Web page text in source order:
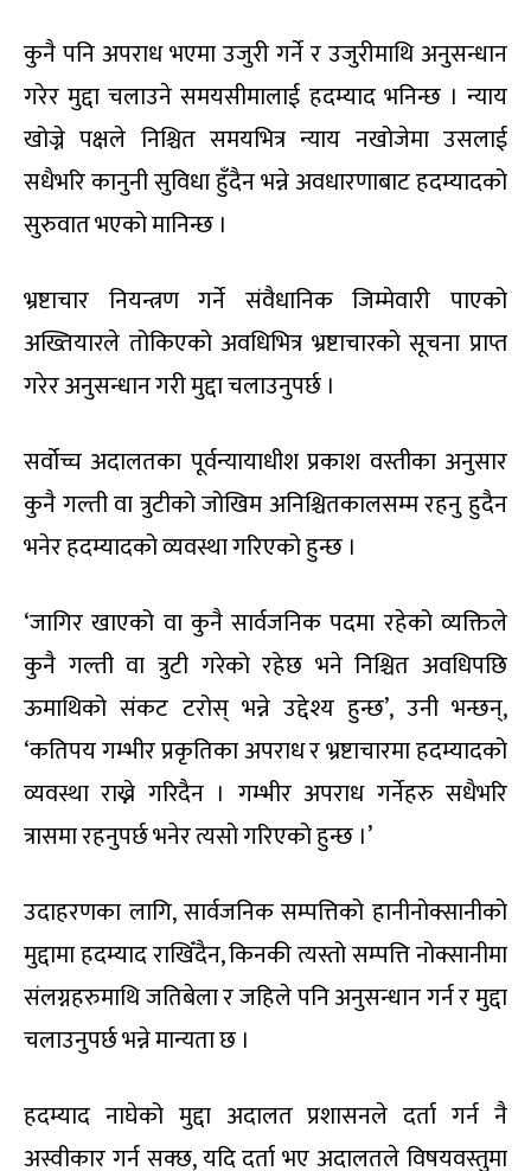
कुनै पनि अपराध भएमा उजुरी गर्ने र उजुरीमाथि अनुसन्धान
गरेर मुद्दा चलाउने समयसीमालाई हदम्याद भनिन्छ । न्याय
खोज्ने पक्षले निश्चित समयभित्र न्याय नखोजेमा उसलाई
सधैभरि कानुनी सुविधा हुँदैन भन्ने अवधारणाबाट हदम्यादको
सुरुवात भएको मानिन्छ ।
भ्रष्टाचार नियन्त्रण गर्ने संवैधानिक जिम्मेवारी पाएको
अख्तियारले तोकिएको अवधिभित्र भ्रष्टाचारको सूचना प्राप्त
गरेर अनुसन्धान गरी मुद्दा चलाउनुपर्छ ।
सर्वोच्च अदालतका पूर्वन्यायाधीश प्रकाश वस्तीका अनुसार
कुनै गल्ती वा त्रुटीको जोखिम अनिश्चितकालसम्म रहनु हुदैन
भनेर हदम्यादको व्यवस्था गरिएको हुन्छ ।
‘जागिर खाएको वा कुनै सार्वजनिक पदमा रहेको व्यक्तिले
कुनै गल्ती वा त्रुटी गरेको रहेछ भने निश्चित अवधिपछि
ऊमाथिको संकट टरोस् भन्ने उद्देश्य हुन्छ’, उनी भन्छन्,
‘कतिपय गम्भीर प्रकृतिका अपराध र भ्रष्टाचारमा हदम्यादको
व्यवस्था राख्ने गरिदैन । गम्भीर अपराध गर्नेहरु सधैभरि
त्रासमा रहनुपर्छ भनेर त्यसो गरिएको हुन्छ ।’
उदाहरणका लागि, सार्वजनिक सम्पत्तिको हानीनोक्सानीको
मुद्दामा हदम्याद राखिँदैन, किनकी त्यस्तो सम्पत्ति नोक्सानीमा
संलग्नहरुमाथि जतिबेला र जहिले पनि अनुसन्धान गर्न र मुद्दा
चलाउनुपर्छ भन्ने मान्यता छ ।
हदम्याद नाघेको मुद्दा अदालत प्रशासनले दर्ता गर्न नै
अस्वीकार गर्न सक्छ, यदि दर्ता भए अदालतले विषयवस्तुमा